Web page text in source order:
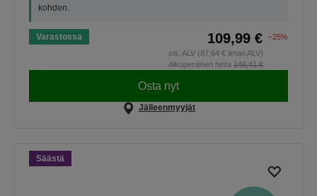
kohden.
Varastossa 109,99 €
−25%
sis. ALV (87,64 € ilman ALV)
Alkuperäinen hinta 146,41 €
Osta nyt
Jälleenmyyjät
Säästä